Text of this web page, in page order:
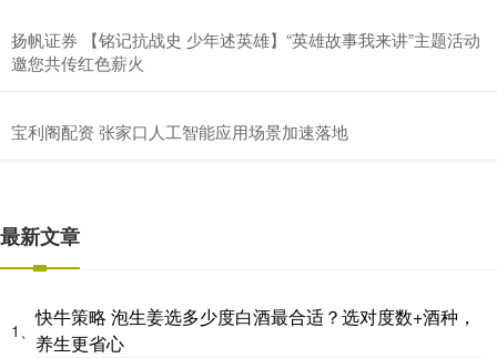
扬帆证券 【铭记抗战史 少年述英雄】“英雄故事我来讲”主题活动
邀您共传红色薪火
宝利阁配资 张家口人工智能应用场景加速落地
最新文章
1、
快牛策略 泡生姜选多少度白酒最合适？选对度数+酒种，
养生更省心